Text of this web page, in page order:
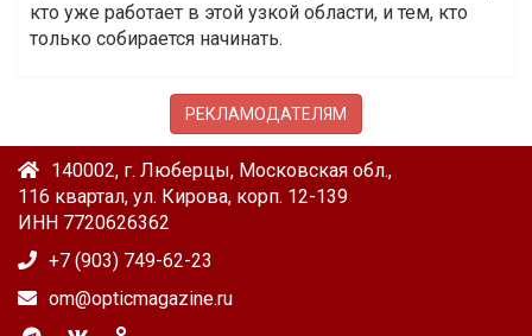
кто уже работает в этой узкой области, и тем, кто
только собирается начинать.
РЕКЛАМОДАТЕЛЯМ
140002, г. Люберцы, Московская обл.,
116 квартал, ул. Кирова, корп. 12-139
ИНН 7720626362
+7 (903) 749-62-23
om@opticmagazine.ru